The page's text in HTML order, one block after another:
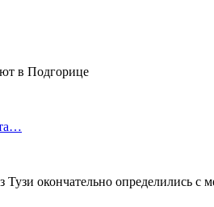
окончательно определились с